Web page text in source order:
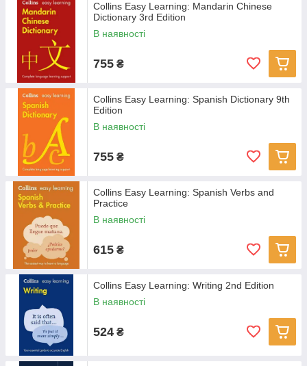
Collins Easy Learning: Mandarin Chinese
Dictionary 3rd Edition
В наявності
755 ₴
Collins Easy Learning: Spanish Dictionary 9th
Edition
В наявності
755 ₴
Collins Easy Learning: Spanish Verbs and
Practice
В наявності
615 ₴
Collins Easy Learning: Writing 2nd Edition
В наявності
524 ₴